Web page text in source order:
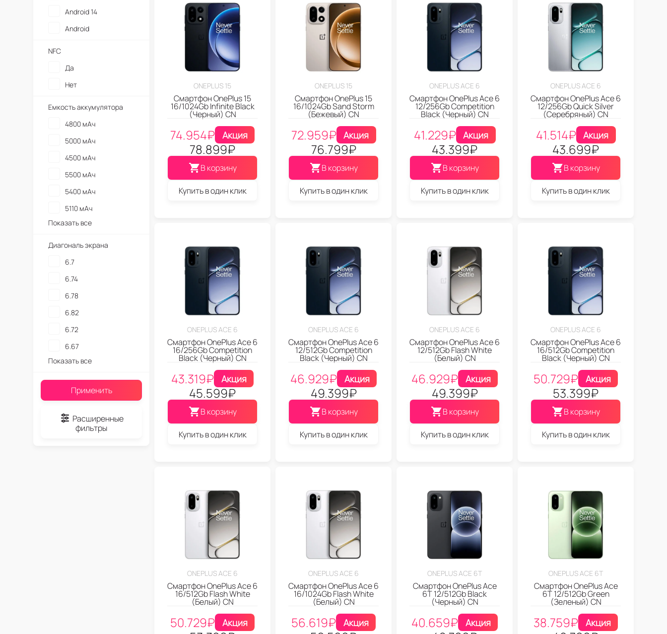
ONEPLUS 15
Смартфон OnePlus 15
16/1024Gb Infinite Black
(Черный) CN
74.954₽ Акция
78.899₽
В корзину
Купить в один клик
ONEPLUS 15
Смартфон OnePlus 15
16/1024Gb Sand Storm
(Бежевый) CN
72.959₽ Акция
76.799₽
В корзину
Купить в один клик
ONEPLUS ACE 6
Смартфон OnePlus Ace 6
12/256Gb Competition
Black (Черный) CN
41.229₽ Акция
43.399₽
В корзину
Купить в один клик
ONEPLUS ACE 6
Смартфон OnePlus Ace 6
12/256Gb Quick Silver
(Серебряный) CN
41.514₽ Акция
43.699₽
В корзину
Купить в один клик
ONEPLUS ACE 6
Смартфон OnePlus Ace 6
16/256Gb Competition
Black (Черный) CN
43.319₽ Акция
45.599₽
В корзину
Купить в один клик
ONEPLUS ACE 6
Смартфон OnePlus Ace 6
12/512Gb Competition
Black (Черный) CN
46.929₽ Акция
49.399₽
В корзину
Купить в один клик
ONEPLUS ACE 6
Смартфон OnePlus Ace 6
12/512Gb Flash White
(Белый) CN
46.929₽ Акция
49.399₽
В корзину
Купить в один клик
ONEPLUS ACE 6
Смартфон OnePlus Ace 6
16/512Gb Competition
Black (Черный) CN
50.729₽ Акция
53.399₽
В корзину
Купить в один клик
ONEPLUS ACE 6
Смартфон OnePlus Ace 6
16/512Gb Flash White
(Белый) CN
50.729₽ Акция
ONEPLUS ACE 6
Смартфон OnePlus Ace 6
16/1024Gb Flash White
(Белый) CN
56.619₽ Акция
ONEPLUS ACE 6T
Смартфон OnePlus Ace
6T 12/512Gb Black
(Черный) CN
40.659₽ Акция
ONEPLUS ACE 6T
Смартфон OnePlus Ace
6T 12/512Gb Green
(Зеленый) CN
38.759₽ Акция
Android 14
Android
NFC
Да
Нет
Емкость аккумулятора
4800 мАч
5000 мАч
4500 мАч
5500 мАч
5400 мАч
5110 мАч
Показать все
Диагональ экрана
6.7
6.74
6.78
6.82
6.72
6.67
Показать все
Применить
Расширенные
фильтры